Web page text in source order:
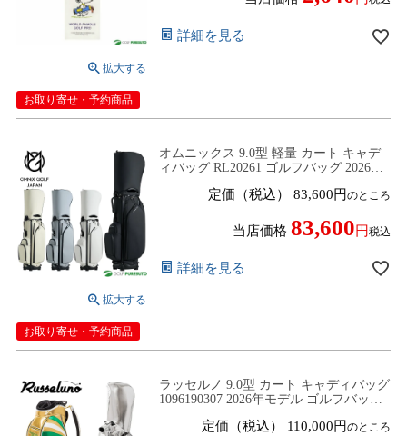
詳細を見る
お取り寄せ・予約商品
オムニックス 9.0型 軽量 カート キャデ
ィバッグ RL20261 ゴルフバッグ 2026年
定価（税込） 83,600 のところ
当店価格 83,600 税込
詳細を見る
お取り寄せ・予約商品
ラッセルノ 9.0型 カート キャディバッグ
1096190307 2026年モデル ゴルフバッグ
定価（税込） 110,000 のところ